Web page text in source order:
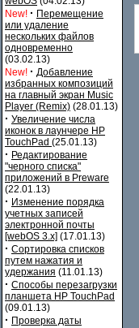
New! · Перемещение
или удаление
нескольких файлов
одновременно
(03.02.13)
New! · Добавление
избранных композиций
на главный экран Music
Player (Remix) (28.01.13)
· Увеличение числа
иконок в лаунчере HP
TouchPad (25.01.13)
· Редактирование
"черного списка"
приложений в Preware
(22.01.13)
· Изменение порядка
учетных записей
электронной почты
[webOS 3.x] (17.01.13)
· Сортировка списков
путем нажатия и
удержания (11.01.13)
· Способы перезагрузки
планшета HP TouchPad
(09.01.13)
· Проверка даты